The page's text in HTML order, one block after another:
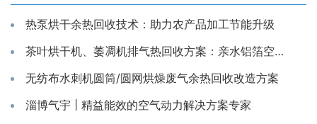
热泵烘干余热回收技术：助力农产品加工节能升级
茶叶烘干机、萎凋机排气热回收方案：亲水铝箔空气换热器
无纺布水刺机圆筒/圆网烘燥废气余热回收改造方案
淄博气宇 | 精益能效的空气动力解决方案专家